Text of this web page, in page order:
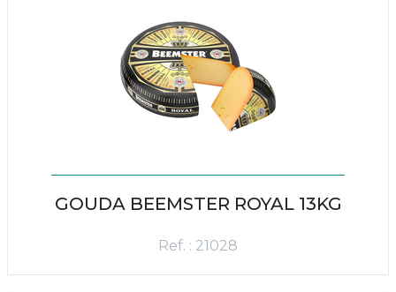
GOUDA BEEMSTER ROYAL 13KG
Ref. : 21028